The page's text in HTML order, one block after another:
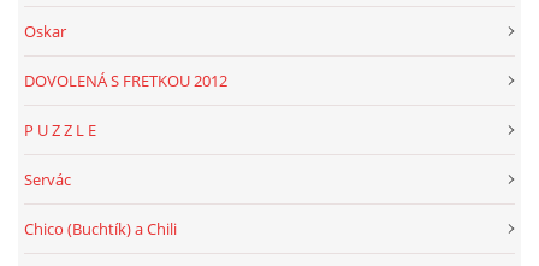
Oskar
DOVOLENÁ S FRETKOU 2012
P U Z Z L E
Servác
Chico (Buchtík) a Chili